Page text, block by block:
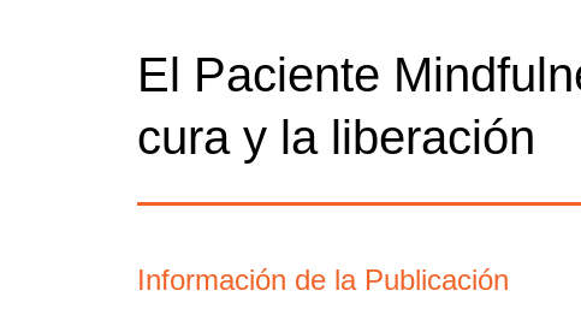
El Paciente
cura y la liberación
Información de la Publicación